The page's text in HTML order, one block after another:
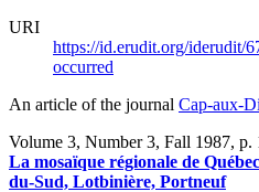
URI
https://id.erudit.org/iderudit/
occurred
An article of the journal Cap-aux-
Volume 3, Number 3, Fall 1987, p.
La mosaïque régionale de
du-Sud, Lotbinière, Portneuf